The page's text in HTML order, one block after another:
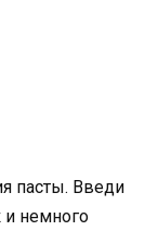
пасты. Введи
и немного